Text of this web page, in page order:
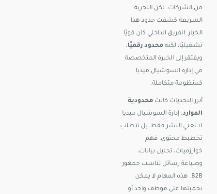
من الشركات. لكن التجربة
السريعة كشفت حدود هذا
الخيار. الفريق الداخلي كان قويًا
تشغيليًا، لكنه محدود رقميًا،
ويفتقر إلى الخبرة المتخصصة
في إدارة السوشيال ميديا
كمنظومة متكاملة.
أبرز التحديات كانت محدودية
الموارد. إدارة السوشيال ميديا
لا تعني النشر فقط، بل تتطلب
تخطيط محتوى، فهم
خوارزميات، تحليل بيانات،
وصياغة رسائل تناسب جمهور
B2B. هذه المهام لا يمكن
تحميلها على موظف واحد أو